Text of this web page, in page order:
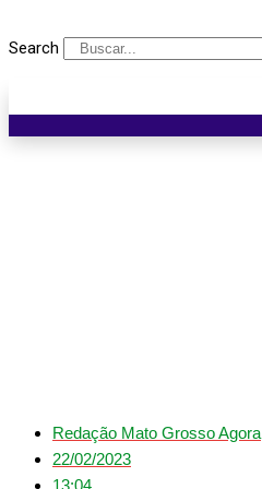
Search
Redação Mato Grosso Agora
22/02/2023
13:04